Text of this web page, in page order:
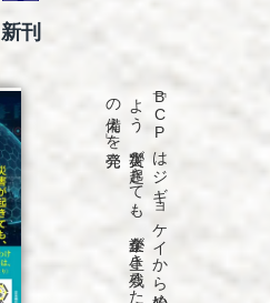
新刊
「B
C
P
は
ジ
ギ
ョ
ケ
イ
か
ら
始め
よ
う
災害が
起き
て
も
、
企業が
生き
残る
た
め
の
備え
」を
発売